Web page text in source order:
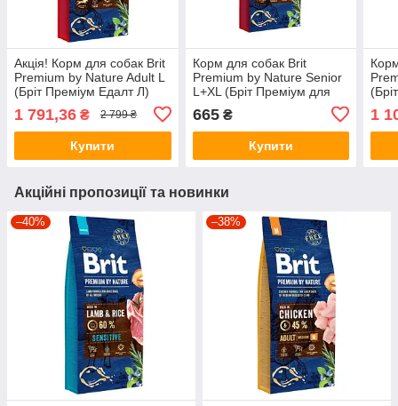
Акція! Корм для собак Brit
Premium by Nature Adult L
(Бріт Преміум Едалт Л)
1 791,36 ₴ 2 799 ₴
Купити
Корм для собак Brit
Premium by Nature Senior
L+XL (Бріт Преміум для
старіючих собак L+XL) 3кг.
665₴
Купити
1
Акційні пропозиції та новинки
–40% –38%